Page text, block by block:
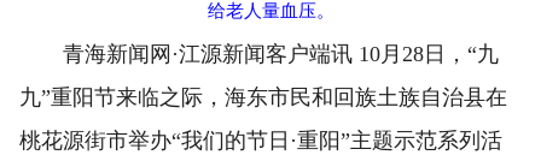
给老人量血压。
青海新闻网·江源新闻客户端讯 10月28日，“九
九”重阳节来临之际，海东市民和回族土族自治县在
桃花源街市举办“我们的节日·重阳”主题示范系列活